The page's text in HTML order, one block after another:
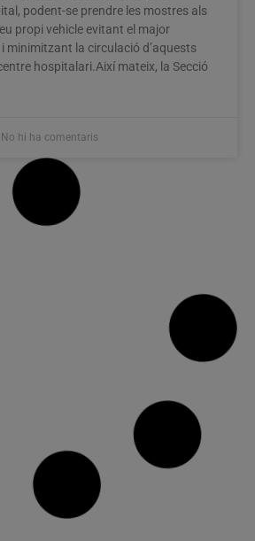
podent-se prendre les mostres als
propi vehicle evitant el major
i minimitzant la circulació d’aquests
hospitalari.Així mateix, la Secció
No hi ha comentaris
guanya el XV Premi de
i Roca dels Ciutat d’Alzira
narra la vivència d’una dona a qui
de mama Marta Barceló ha rebut
Palanca i Roca (dotat amb 6.000 €
de Valencia), per l’obra Anar a